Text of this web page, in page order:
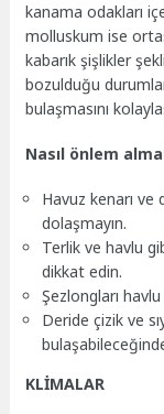
kanama odakları
molluskum ise
kabarık şişlikler
bozulduğu
bulaşmasını
Nasıl önlem
Havuz kenarı
dolaşmayın.
Terlik ve havlu
dikkat edin.
Şezlongları
Deride çizik ve
KLİMALAR